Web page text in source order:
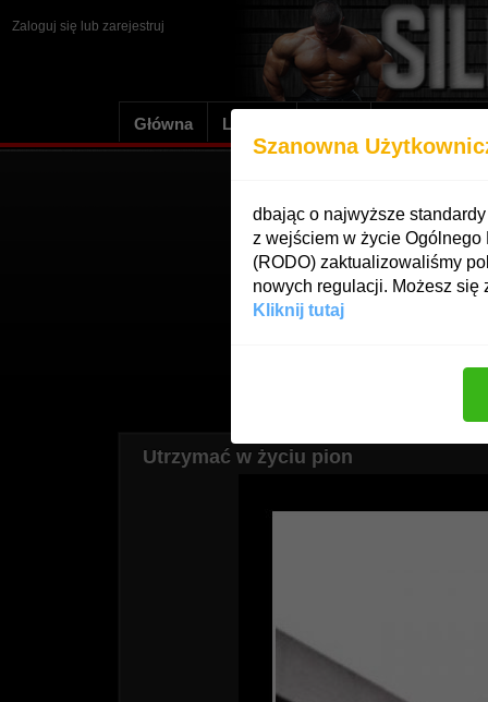
Główna Losowy
Zaloguj się lub zarejestruj
Utrzymać w życiu pion
Szanowna
dbając o najwyższe
z wejściem w życie
(RODO) zaktualizowaliśmy
nowych regulacji. Możesz się
Kliknij tutaj